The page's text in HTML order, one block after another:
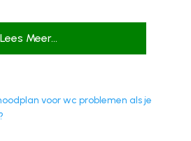
Lees Meer...